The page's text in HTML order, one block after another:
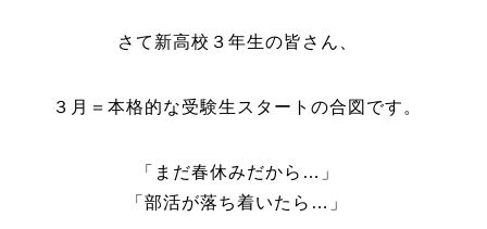
さて新高校３年生の皆さん、
３月＝本格的な受験生スタートの合図です。
「まだ春休みだから…」
「部活が落ち着いたら…」